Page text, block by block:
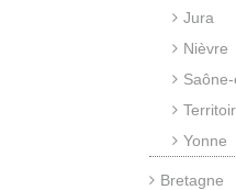
Jura
Nièvre
Yonne
Bretagne